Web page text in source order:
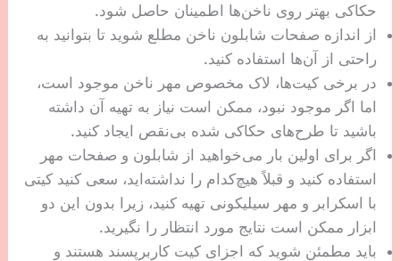
حکاکی بهتر روی ناخن‌ها اطمینان حاصل شود.
از اندازه صفحات شابلون ناخن مطلع شوید تا بتوانید به
راحتی از آن‌ها استفاده کنید.
در برخی کیت‌ها، لاک مخصوص مهر ناخن موجود است،
اما اگر موجود نبود، ممکن است نیاز به تهیه آن داشته
باشید تا طرح‌های حکاکی شده بی‌نقص ایجاد کنید.
اگر برای اولین بار می‌خواهید از شابلون و صفحات مهر
استفاده کنید و قبلاً هیچ‌کدام را نداشته‌اید، سعی کنید کیتی
با اسکرابر و مهر سیلیکونی تهیه کنید، زیرا بدون این دو
ابزار ممکن است نتایج مورد انتظار را نگیرید.
باید مطمئن شوید که اجزای کیت کاربرپسند هستند و